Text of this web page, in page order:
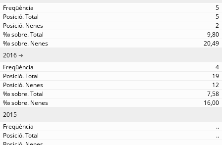
5
5
2
9,80
20,49
2016
4
19
12
7,58
16,00
2015
..
..